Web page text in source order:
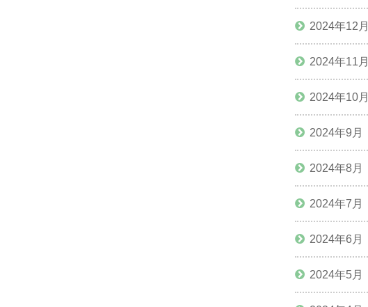
2024年12月
2024年11月
2024年10月
2024年9月
2024年8月
2024年7月
2024年6月
2024年5月